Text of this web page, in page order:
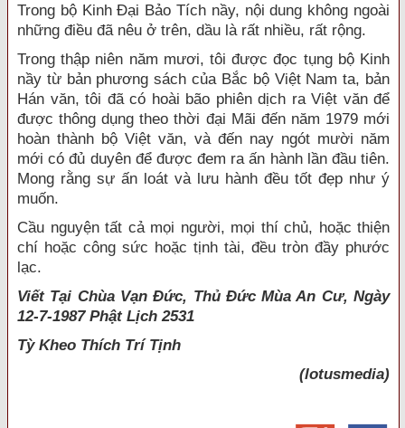
Trong bộ Kinh Đại Bảo Tích nầy, nội dung không ngoài
những điều đã nêu ở trên, dầu là rất nhiều, rất rộng.
Trong thập niên năm mươi, tôi được đọc tụng bộ Kinh
nầy từ bản phương sách của Bắc bộ Việt Nam ta, bản
Hán văn, tôi đã có hoài bão phiên dịch ra Việt văn để
được thông dụng theo thời đại Mãi đến năm 1979 mới
hoàn thành bộ Việt văn, và đến nay ngót mười năm
mới có đủ duyên để được đem ra ấn hành lần đầu tiên.
Mong rằng sự ấn loát và lưu hành đều tốt đẹp như ý
muốn.
Cầu nguyện tất cả mọi người, mọi thí chủ, hoặc thiện
chí hoặc công sức hoặc tịnh tài, đều tròn đầy phước
lạc.
Viết Tại Chùa Vạn Đức, Thủ Đức Mùa An Cư, Ngày
12-7-1987 Phật Lịch 2531
Tỳ Kheo Thích Trí Tịnh
(lotusmedia)